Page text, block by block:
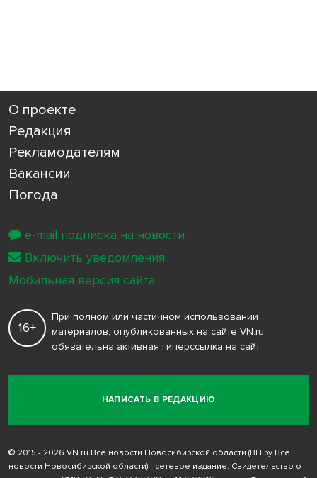
О проекте
Редакция
Рекламодателям
Вакансии
Погода
НАПИСАТЬ В РЕДАКЦИЮ
16+
При полном или частичном использовании
материалов, опубликованных на сайте VN.ru,
обязательна активная гиперссылка на сайт
© 2015 - 2026 VN.ru Все новости Новосибирской области (ВН.ру Все
новости Новосибирской области) - сетевое издание. Свидетельство о
e-mail подписка на новости
Включить уведомления
Мобильная версия сайта